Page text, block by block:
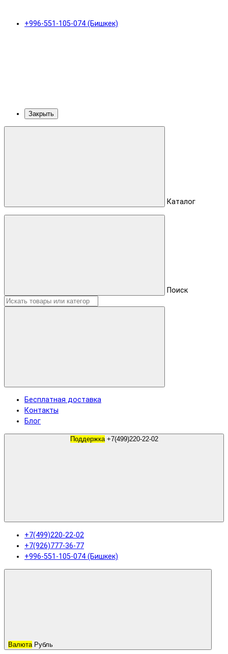
+996-551-105-074 (Бишкек)
Закрыть
Каталог
Поиск
Бесплатная доставка
Контакты
Блог
Поддержка +7(499)220-22-02
+7(499)220-22-02
+7(926)777-36-77
+996-551-105-074 (Бишкек)
Валюта Рубль